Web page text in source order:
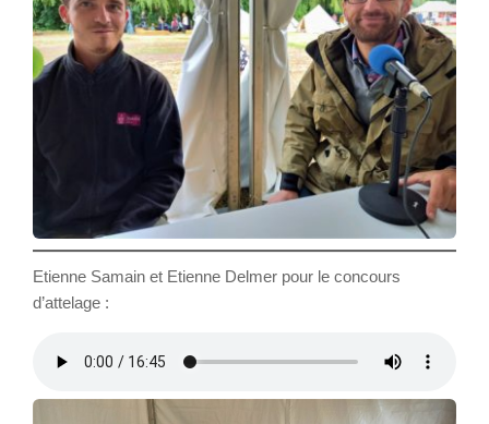
Etienne Samain et Etienne Delmer pour le concours
d’attelage :